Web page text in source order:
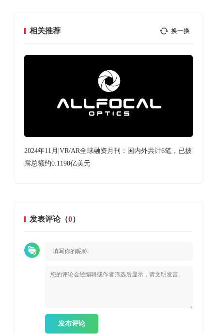
相关推荐 换一换
2024年11月|VR/AR全球融资月刊：国内外共计6笔，已披
露总额约0.1198亿美元
发表评论（0）
发布评论